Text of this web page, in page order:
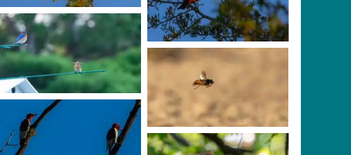
Manly
Photo Credit: Scott
Manly
Photo Credit: Scott
Photo Credit: Scott